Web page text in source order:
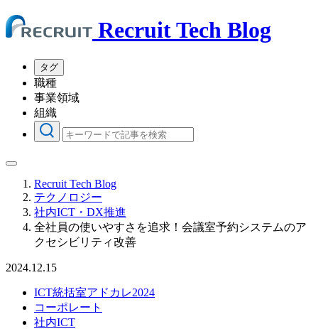
Recruit Tech Blog
タグ
職種
事業領域
組織
Recruit Tech Blog
テクノロジー
社内ICT・DX推進
全社員の使いやすさを追求！会議室予約システムのア
クセシビリティ改善
2024.12.15
ICT統括室アドカレ2024
コーポレート
社内ICT